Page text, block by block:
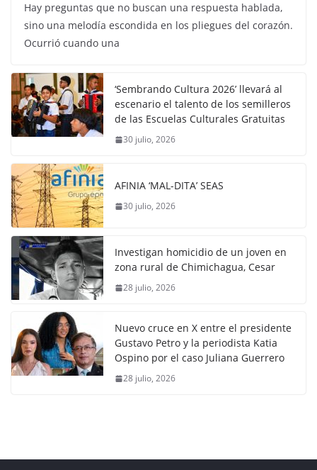
Hay preguntas que no buscan una respuesta hablada,
sino una melodía escondida en los pliegues del corazón.
Ocurrió cuando una
‘Sembrando Cultura 2026’ llevará al
escenario el talento de los semilleros
de las Escuelas Culturales Gratuitas
30 julio, 2026
AFINIA ‘MAL-DITA’ SEAS
30 julio, 2026
Investigan homicidio de un joven en
zona rural de Chimichagua, Cesar
28 julio, 2026
Nuevo cruce en X entre el presidente
Gustavo Petro y la periodista Katia
Ospino por el caso Juliana Guerrero
28 julio, 2026